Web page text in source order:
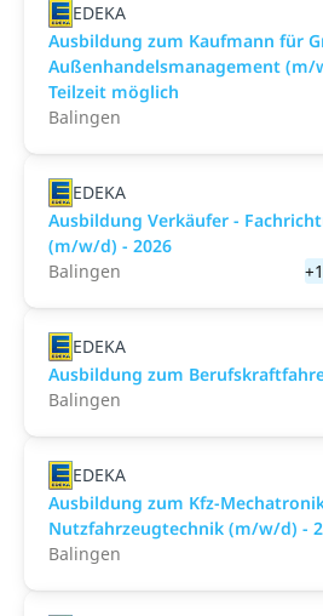
EDEKA
Ausbildung zum Kaufmann für
Außenhandelsmanagement (m/
Teilzeit möglich
Balingen
EDEKA
Ausbildung Verkäufer -
(m/w/d) - 2026
Balingen
EDEKA
Ausbildung zum
Balingen
EDEKA
Ausbildung zum Kfz-
Nutzfahrzeugtechnik (m/w/d) -
Balingen